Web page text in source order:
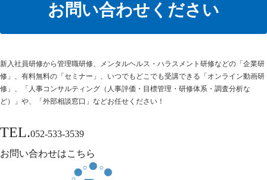
お問い合わせください
新⼊社員研修から管理職研修、メンタルヘルス・ハラスメント研修などの「企業研
修」、有料無料の「セミナー」、いつでもどこでも受講できる「オンライン動画研
修」、「人事コンサルティング（人事評価・目標管理・研修体系・調査分析な
ど）」や、「外部相談窓口」などお任せください！
TEL.052-533-3539
お問い合わせはこちら